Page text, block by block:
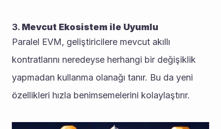
3. Mevcut Ekosistem ile Uyumlu
Paralel EVM, geliştiricilere mevcut akıllı
kontratlarını neredeyse herhangi bir değişiklik
yapmadan kullanma olanağı tanır. Bu da yeni
özellikleri hızla benimsemelerini kolaylaştırır.